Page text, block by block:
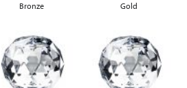
Bronze Gold